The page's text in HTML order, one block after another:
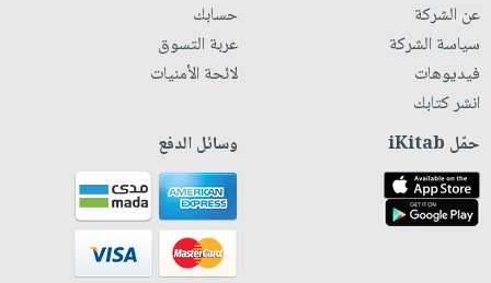
عن الشركة
سياسة الشركة
فيديوهات
انشر كتابك
حسابك
عربة التسوق
لائحة الأمنيات
حمّل iKitab وسائل الدفع